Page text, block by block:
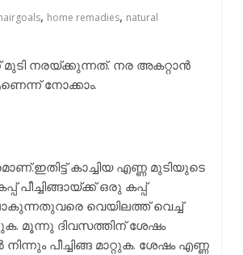
, home remadies, natural
നരയ്ക്കുന്നത്. നര അകറ്റാൻ
നോക്കാം.
കാച്ചിയ എണ്ണ മുടിയുടെ
പീച്ചിങ്ങായ്ക്ക് ഒരു കപ്പ്
വെയിലത്ത് വെച്ച്
മൂന്നു ദിവസത്തിന് ശേഷം
നിന്നും പീച്ചിങ്ങ മാറ്റുക. ശേഷം എണ്ണ